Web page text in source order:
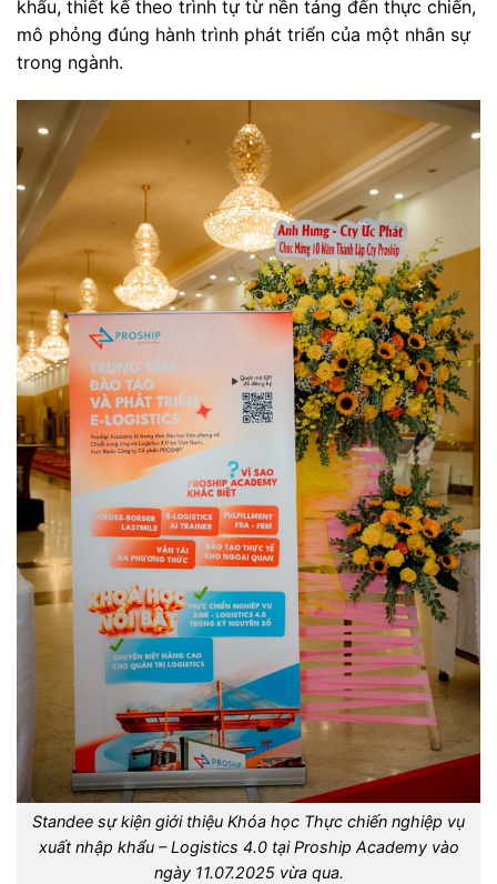
khẩu, thiết kế theo trình tự từ nền tảng đến thực chiến,
mô phỏng đúng hành trình phát triển của một nhân sự
trong ngành.
Standee sự kiện giới thiệu Khóa học Thực chiến nghiệp vụ
xuất nhập khẩu – Logistics 4.0 tại Proship Academy vào
ngày 11.07.2025 vừa qua.